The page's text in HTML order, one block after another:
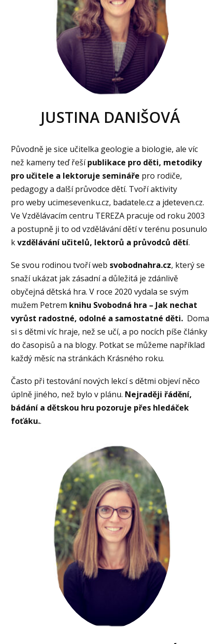
JUSTINA DANIŠOVÁ
Původně je sice učitelka geologie a biologie, ale víc
než kameny teď řešípublikace pro děti, metodiky
pro učitele a lektoruje semináře pro rodiče,
pedagogy a další průvodce dětí. Tvoří aktivity
pro weby ucimesevenku.cz, badatele.cz a jdeteven.cz.
Ve Vzdělávacím centru TEREZA pracuje od roku 2003
a postupně ji to od vzdělávání dětí v terénu posunulo
kvzdělávání učitelů, lektorů a průvodců dětí.
Se svou rodinou tvoří web svobodnahra.cz, který se
snaží ukázat jak zásadní a důležitá je zdánlivě
obyčejná dětská hra. V roce 2020 vydala se svým
mužem Petrem knihu Svobodná hra – Jak nechat
vyrůst radostné, odolné a samostatné děti. Doma
si s dětmi víc hraje, než se učí, a po nocích píše články
do časopisů a na blogy. Potkat se můžeme například
každý měsíc na stránkách Krásného roku.
Často při testování nových lekcí s dětmi objeví něco
úplně jiného, než bylo v plánu. Nejraději řádění,
bádání a dětskou hru pozoruje přes hledáček
foťáku..